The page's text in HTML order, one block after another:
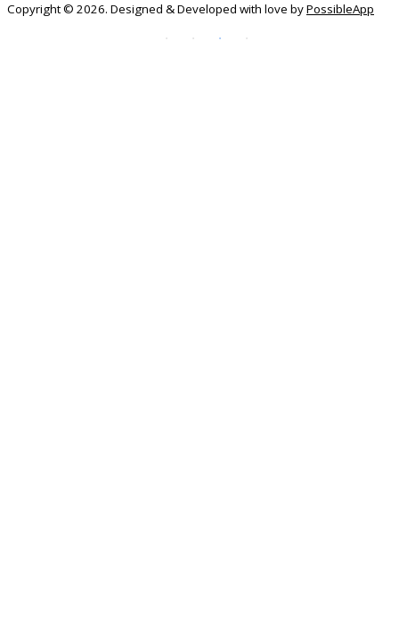
Copyright © 2026. Designed & Developed with love byPossibleApp